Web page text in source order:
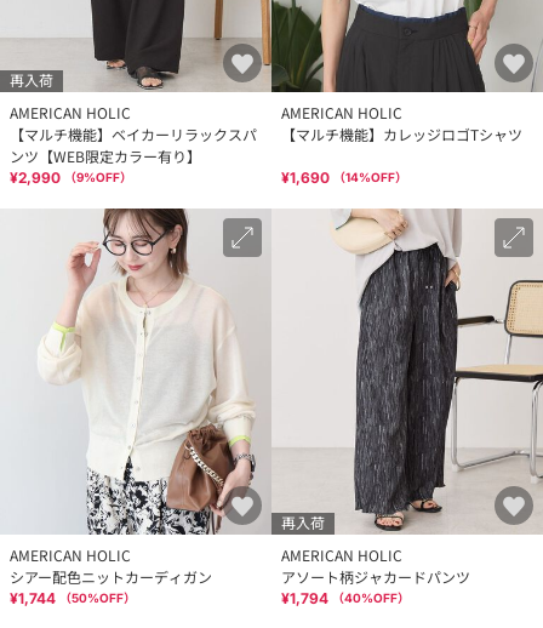
再入荷
AMERICAN HOLIC
【マルチ機能】ベイカーリラックスパ
ンツ【WEB限定カラー有り】
¥2,990 （9%OFF）
AMERICAN HOLIC
【マルチ機能】カレッジロゴTシャツ
¥1,690 （14%OFF）
AMERICAN HOLIC
シアー配色ニットカーディガン
¥1,744 （50%OFF）
再入荷
AMERICAN HOLIC
アソート柄ジャカードパンツ
¥1,794 （40%OFF）